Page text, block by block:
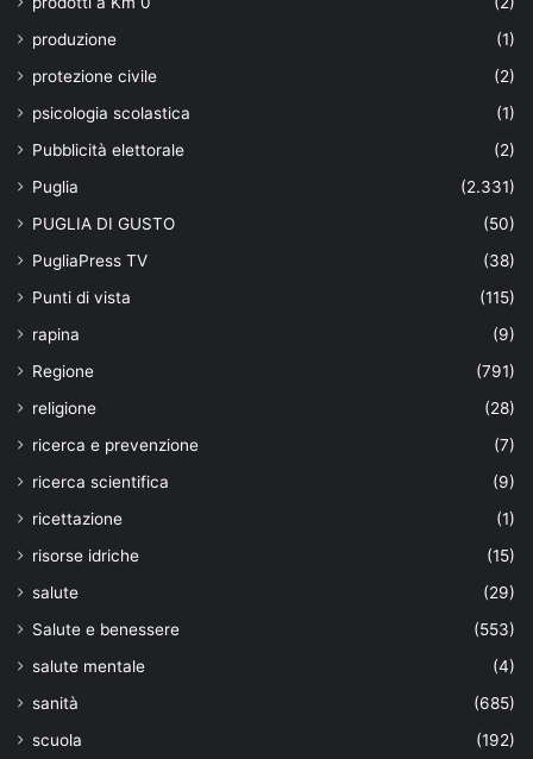
produzione
(1)
protezione civile
(2)
psicologia scolastica
(1)
Pubblicità elettorale
(2)
Puglia
(2.331)
PUGLIA DI GUSTO
(50)
PugliaPress TV
(38)
Punti di vista
(115)
rapina
(9)
Regione
(791)
religione
(28)
ricerca e prevenzione
(7)
ricerca scientifica
(9)
ricettazione
(1)
risorse idriche
(15)
salute
(29)
Salute e benessere
(553)
salute mentale
(4)
sanità
(685)
scuola
(192)